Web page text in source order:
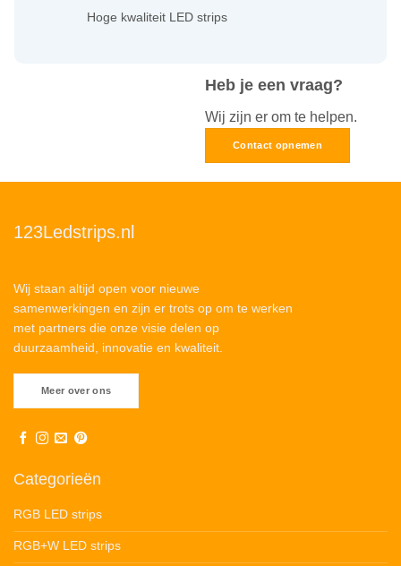
Heb je een vraag?
Wij zijn er om te helpen.
Contact opnemen
Hoge kwaliteit LED strips
123Ledstrips.nl
Wij staan altijd open voor nieuwe
samenwerkingen en zijn er trots op om te werken
met partners die onze visie delen op
duurzaamheid, innovatie en kwaliteit.
Meer over ons
Categorieën
RGB LED strips
RGB+W LED strips